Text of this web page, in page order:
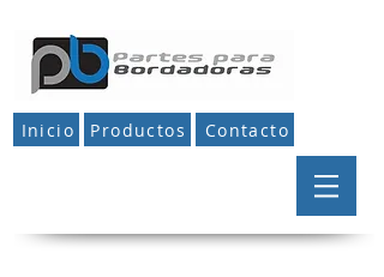
Inicio Productos Contacto